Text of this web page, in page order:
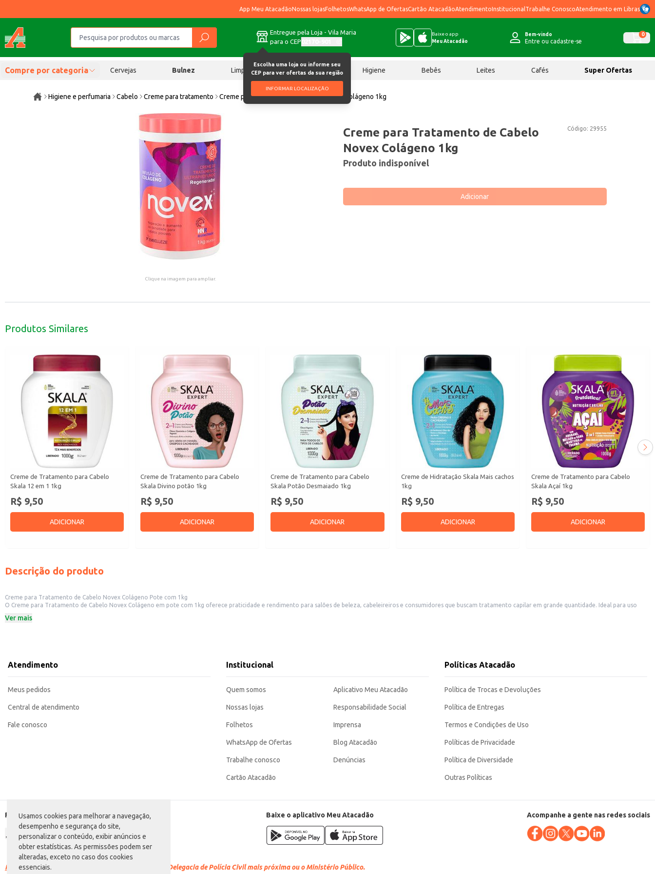
Usamos cookies para melhorar a navegação,
desempenho e segurança do site,
personalizar o conteúdo, exibir anúncios e
obter estatísticas. As permissões podem ser
alteradas, exceto no caso dos cookies
essenciais.
App Meu AtacadãoNossas lojasFolhetosWhatsApp de OfertasCartão AtacadãoAtendimentoInstitucional Trabalhe ConoscoAtendimento em Libras
Entregue pela Loja - Vila Maria
para o CEP
Escolha uma loja ou informe seu
CEP para ver ofertas da sua região
INFORMAR LOCALIZAÇÃO
Baixe o app
Meu Atacadão
Bem-vindo
Entre ou cadastre-se
0
Compre por categoria Cervejas Bulnez Limpeza Chocolates Higiene Bebês Leites Cafés Super Ofertas
Higiene e perfumaria Cabelo Creme para tratamento Creme para Tratamento de Cabelo Novex Colágeno 1kg
Clique na imagem para ampliar.
Código: 29955
Creme para Tratamento de Cabelo
Novex Colágeno 1kg
Produto indisponível
Adicionar
Produtos Similares
Creme de Tratamento para Cabelo
Skala 12 em 1 1kg
R$ 9,50
ADICIONAR
Creme de Tratamento para Cabelo
Skala Divino potão 1kg
R$ 9,50
ADICIONAR
Creme de Tratamento para Cabelo
Skala Potão Desmaiado 1kg
R$ 9,50
ADICIONAR
Creme de Hidratação Skala Mais cachos
1kg
R$ 9,50
ADICIONAR
Creme de Tratamento para Cabelo
Skala Açaí 1kg
R$ 9,50
ADICIONAR
Descrição do produto
Creme para Tratamento de Cabelo Novex Colágeno Pote com 1kg
O Creme para Tratamento de Cabelo Novex Colágeno em pote com 1kg oferece praticidade e rendimento para salões de beleza, cabeleireiros e consumidores que buscam tratamento capilar em grande quantidade. Ideal para uso
Marca: Novex
Enxágue abundantemente.
Para melhores resultados, utilize em conjunto com outros produtos da linha Novex Colágeno.
atendendo às necessidades de diferentes tipos de consumidores.
Ver mais
Atendimento
Meus pedidos
Central de atendimento
Fale conosco
Institucional
Quem somos
Nossas lojas
Folhetos
WhatsApp de Ofertas
Trabalhe conosco
Cartão Atacadão
Aplicativo Meu Atacadão
Responsabilidade Social
Imprensa
Blog Atacadão
Denúncias
Políticas Atacadão
Política de Trocas e Devoluções
Política de Entregas
Termos e Condições de Uso
Políticas de Privacidade
Política de Diversidade
Outras Políticas
Formas de pagamento Baixe o aplicativo Meu Atacadão Acompanhe a gente nas redes sociais
Racismo é crime. Denuncie. Disque 100 ou procure a Delegacia de Polícia Civil mais próxima ou o Ministério Público.